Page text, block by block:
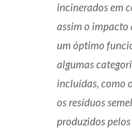
incinerados em
assim o impacto
um óptimo
algumas
incluídas, como
os resíduos
produzidos